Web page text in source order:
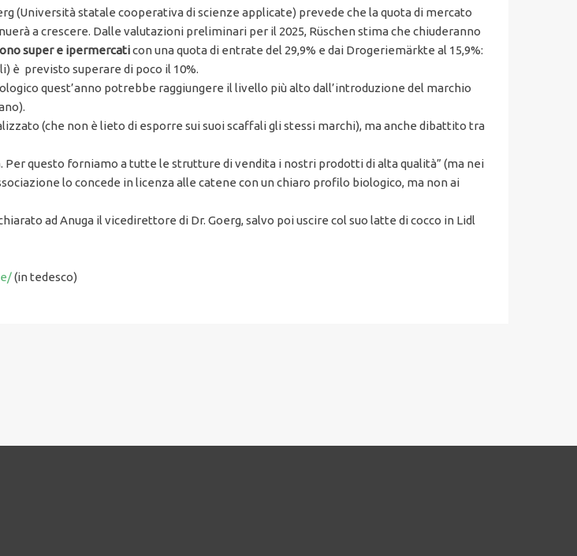
(Università statale cooperativa di scienze applicate) prevede che la quota di mercato
a crescere. Dalle valutazioni preliminari per il 2025, Rüschen stima che chiuderanno
super e ipermercaticon una quota di entrate del 29,9% e dai Drogeriemärkte al 15,9%:
è previsto superare di poco il 10%.
quest’anno potrebbe raggiungere il livello più alto dall’introduzione del marchio
(che non è lieto di esporre sui suoi scaffali gli stessi marchi), ma anche dibattito tra
Per questo forniamo a tutte le strutture di vendita i nostri prodotti di alta qualità” (ma nei
lo concede in licenza alle catene con un chiaro profilo biologico, ma non ai
ad Anuga il vicedirettore di Dr. Goerg, salvo poi uscire col suo latte di cocco in Lidl
(in tedesco)